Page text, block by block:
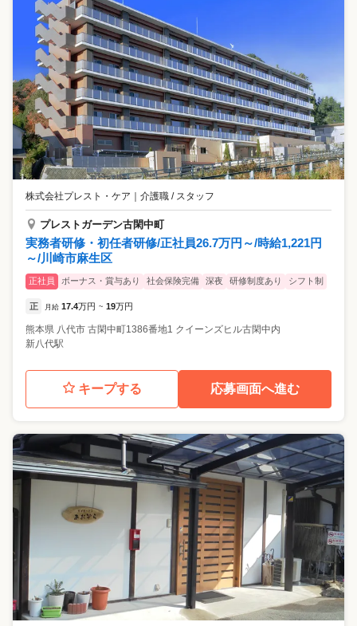
株式会社プレスト・ケア 介護職 / スタッフ
プレストガーデン古閑中町
実務者研修・初任者研修/正社員26.7万円～/時給1,221円
～/川崎市麻生区
正社員 ボーナス・賞与あり 社会保険完備 深夜 研修制度あり シフト制
正 月給 17.4万円 ~ 19万円
熊本県 八代市 古閑中町1386番地1 クイーンズヒル古閑中内
新八代駅
キープする 応募画面へ進む